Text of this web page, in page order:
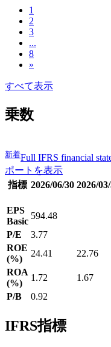
1
2
3
...
8
»
すべて表示
乗数
新着Full IFRS financial
ポートを表示
指標 2026/06/30 2026/
EPS
Basic
594.48
P/E
3.77
ROE
(%)
24.41 22.76
ROA
(%)
1.72 1.67
P/B
0.92
IFRS指標